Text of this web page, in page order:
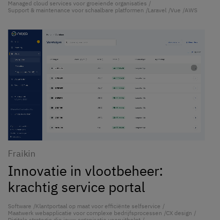
Managed cloud services voor groeiende organisaties
Support & maintenance voor schaalbare platformen
Laravel Vue AWS
Fraikin
Innovatie in vlootbeheer:
krachtig service portal
Software
Klantportaal op maat voor efficiënte selfservice
Maatwerk webapplicatie voor complexe bedrijfsprocessen
CX design